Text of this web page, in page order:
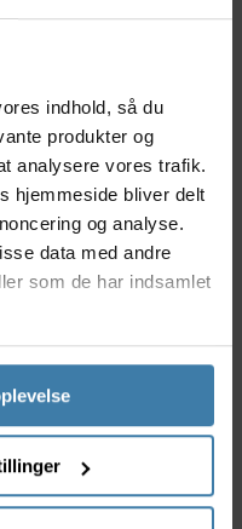
indhold, så du
produkter og
analysere vores trafik.
hjemmeside bliver delt
og analyse.
data med andre
som de har indsamlet
synlighed i
tryk på følsomme
og støtte.
konstruktion.
af taske
i byen og ønsker
synlighed. Den
regn og give
bagside er en